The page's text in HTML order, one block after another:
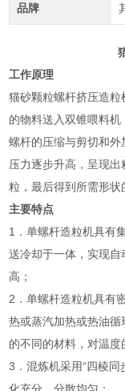
品牌
工作原理
猫砂颗粒螺杆挤压造
的物料送入双锥喂料
螺杆的压缩与剪切和
压力逐步升高，呈现
粒，最后得到所需形状
主要特点
1．单螺杆造粒机具有
送冷却于一体，实现
高；
2．单螺杆造粒机具有
热或蒸汽加热或热油
的不同的材料，对温度
3．混炼机采用“四棱